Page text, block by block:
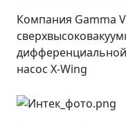
Компания Gamma
насос X-Wing